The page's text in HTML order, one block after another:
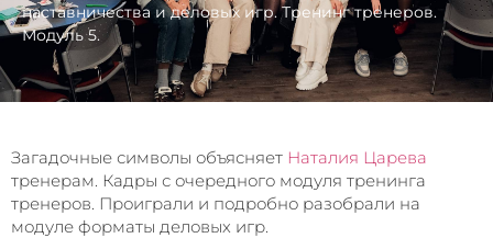
наставничества и деловых игр. Тренинг тренеров.
Модуль 5.
Загадочные символы объясняет Наталия Царева
тренерам. Кадры с очередного модуля тренинга
тренеров. Проиграли и подробно разобрали на
модуле форматы деловых игр.